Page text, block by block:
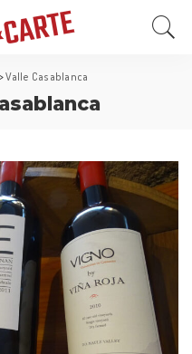
>Valle Casablanca